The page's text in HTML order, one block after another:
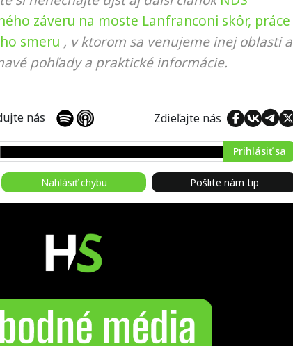
záveru na moste Lanfranconi skôr, práce
smeru , v ktorom sa venujeme inej oblasti a
pohľady a praktické informácie.
nás Zdieľajte nás
Prihlásiť sa
Nahlásiť chybu Pošlite nám tip